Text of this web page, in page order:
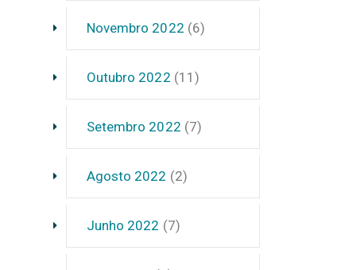
Novembro 2022 (6)
Outubro 2022 (11)
Setembro 2022 (7)
Agosto 2022 (2)
Junho 2022 (7)